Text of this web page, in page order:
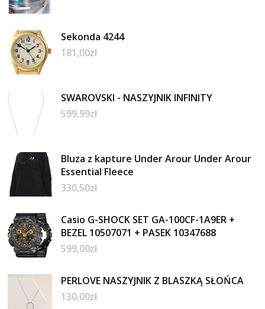
Sekonda 4244
181,00zł
SWAROVSKI - NASZYJNIK INFINITY
599,99zł
Bluza z kapture Under Arour Under Arour
Essential Fleece
330,50zł
Casio G-SHOCK SET GA-100CF-1A9ER +
BEZEL 10507071 + PASEK 10347688
599,00zł
PERLOVE NASZYJNIK Z BLASZKĄ SŁOŃCA
130,00zł